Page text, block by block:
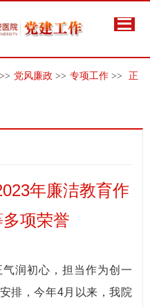
>> 党风廉政 >> 专项工作 >>
正
年廉洁教育作
项荣誉
润初心，担当作为创一
排，今年4月以来，我院